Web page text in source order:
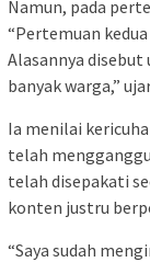
Namun, pada
“Pertemuan
Alasannya
banyak warga,”
Ia menilai
telah
telah disepakati
konten justru
“Saya sudah